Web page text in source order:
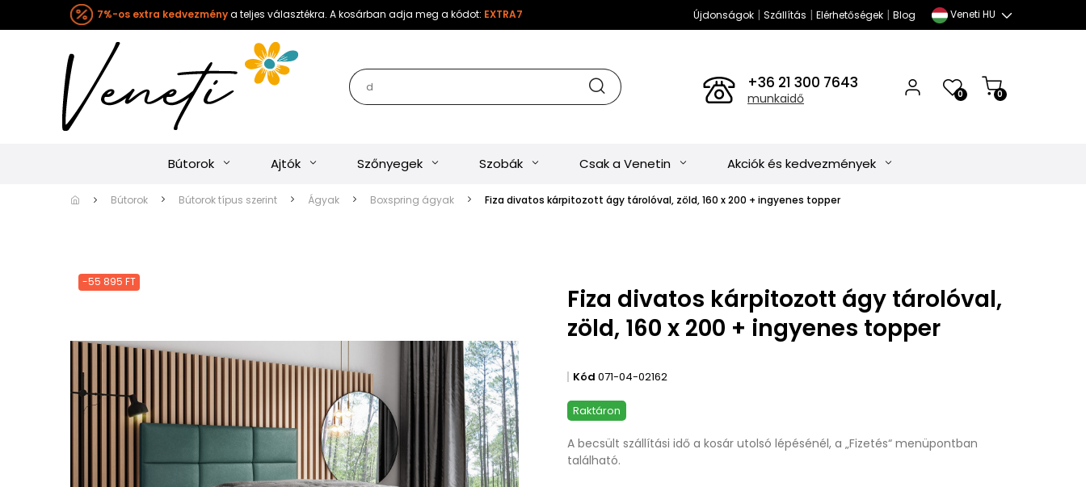
7%-os extra kedvezménya teljes választékra. A kosárban adja meg a kódot: EXTRA7 Újdonságok| Szállítás | Elérhetőségek| Blog Veneti HU
+36 21 300 7643
munkaidő 0 0
Bútorok Ajtók Szőnyegek Szobák Csak a Venetin Akciók és kedvezmények
Bútorok Bútorok típus szerint Ágyak Boxspring ágyak Fiza divatos kárpitozott ágy tárolóval, zöld, 160 x 200 + ingyenes topper
-55 895 FT
Fiza divatos kárpitozott ágy tárolóval,
zöld, 160 x 200 + ingyenes topper
Kód 071-04-02162
Raktáron
A becsült szállítási idő a kosár utolsó lépésénél, a „Fizetés“ menüpontban
található.